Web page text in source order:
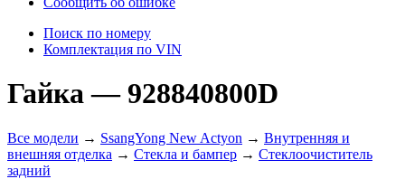
Поиск по номеру
Комплектация по VIN
Гайка— 928840800D
Все модели → SsangYong New Actyon → Внутренняя и
внешняя отделка → Стекла и бампер → Стеклоочиститель
задний